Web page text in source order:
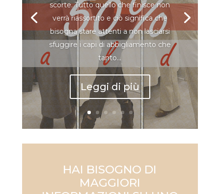
scorte. Tutto quello che finisce non
verrà riassortito e ciò significa che
bisogna stare attenti a non lasciarsi
sfuggire i capi di abbigliamento che
tanto...
Leggi di più
HAI BISOGNO DI
MAGGIORI